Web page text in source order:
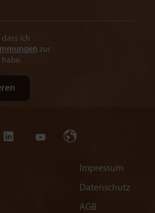
Impressum
Datenschutz
AGB
ich
zur